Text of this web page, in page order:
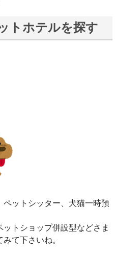
トホテルを探す
ットシッター、犬猫一時預
トショップ併設型などさま
て下さいね。